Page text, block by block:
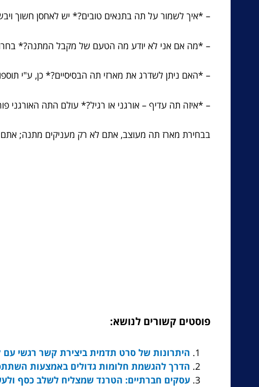
– *איך לשמור על תה בתנאים טובים?* יש לאחסן חשוך
– *מה אם אני לא יודע מה הטעם של מקבל המתנה?*
– *האם ניתן לשדרג את מארזי תה הבסיסיים?* כן, ע"י
– *איזה תה עדיף – אורגני או רגיל?* עולם התה האורגני
בבחירת מארז תה מעוצב, אתם לא רק מעניקים מתנה; אתם
פוסטים קשורים לנושא:
היתרונות של סרט תדמית ביצירת קשר רגשי
הדרך להגשמת חלומות גדולים באמצעות
עסקים חברתיים: הטרנד שמצליח לשלב כסף